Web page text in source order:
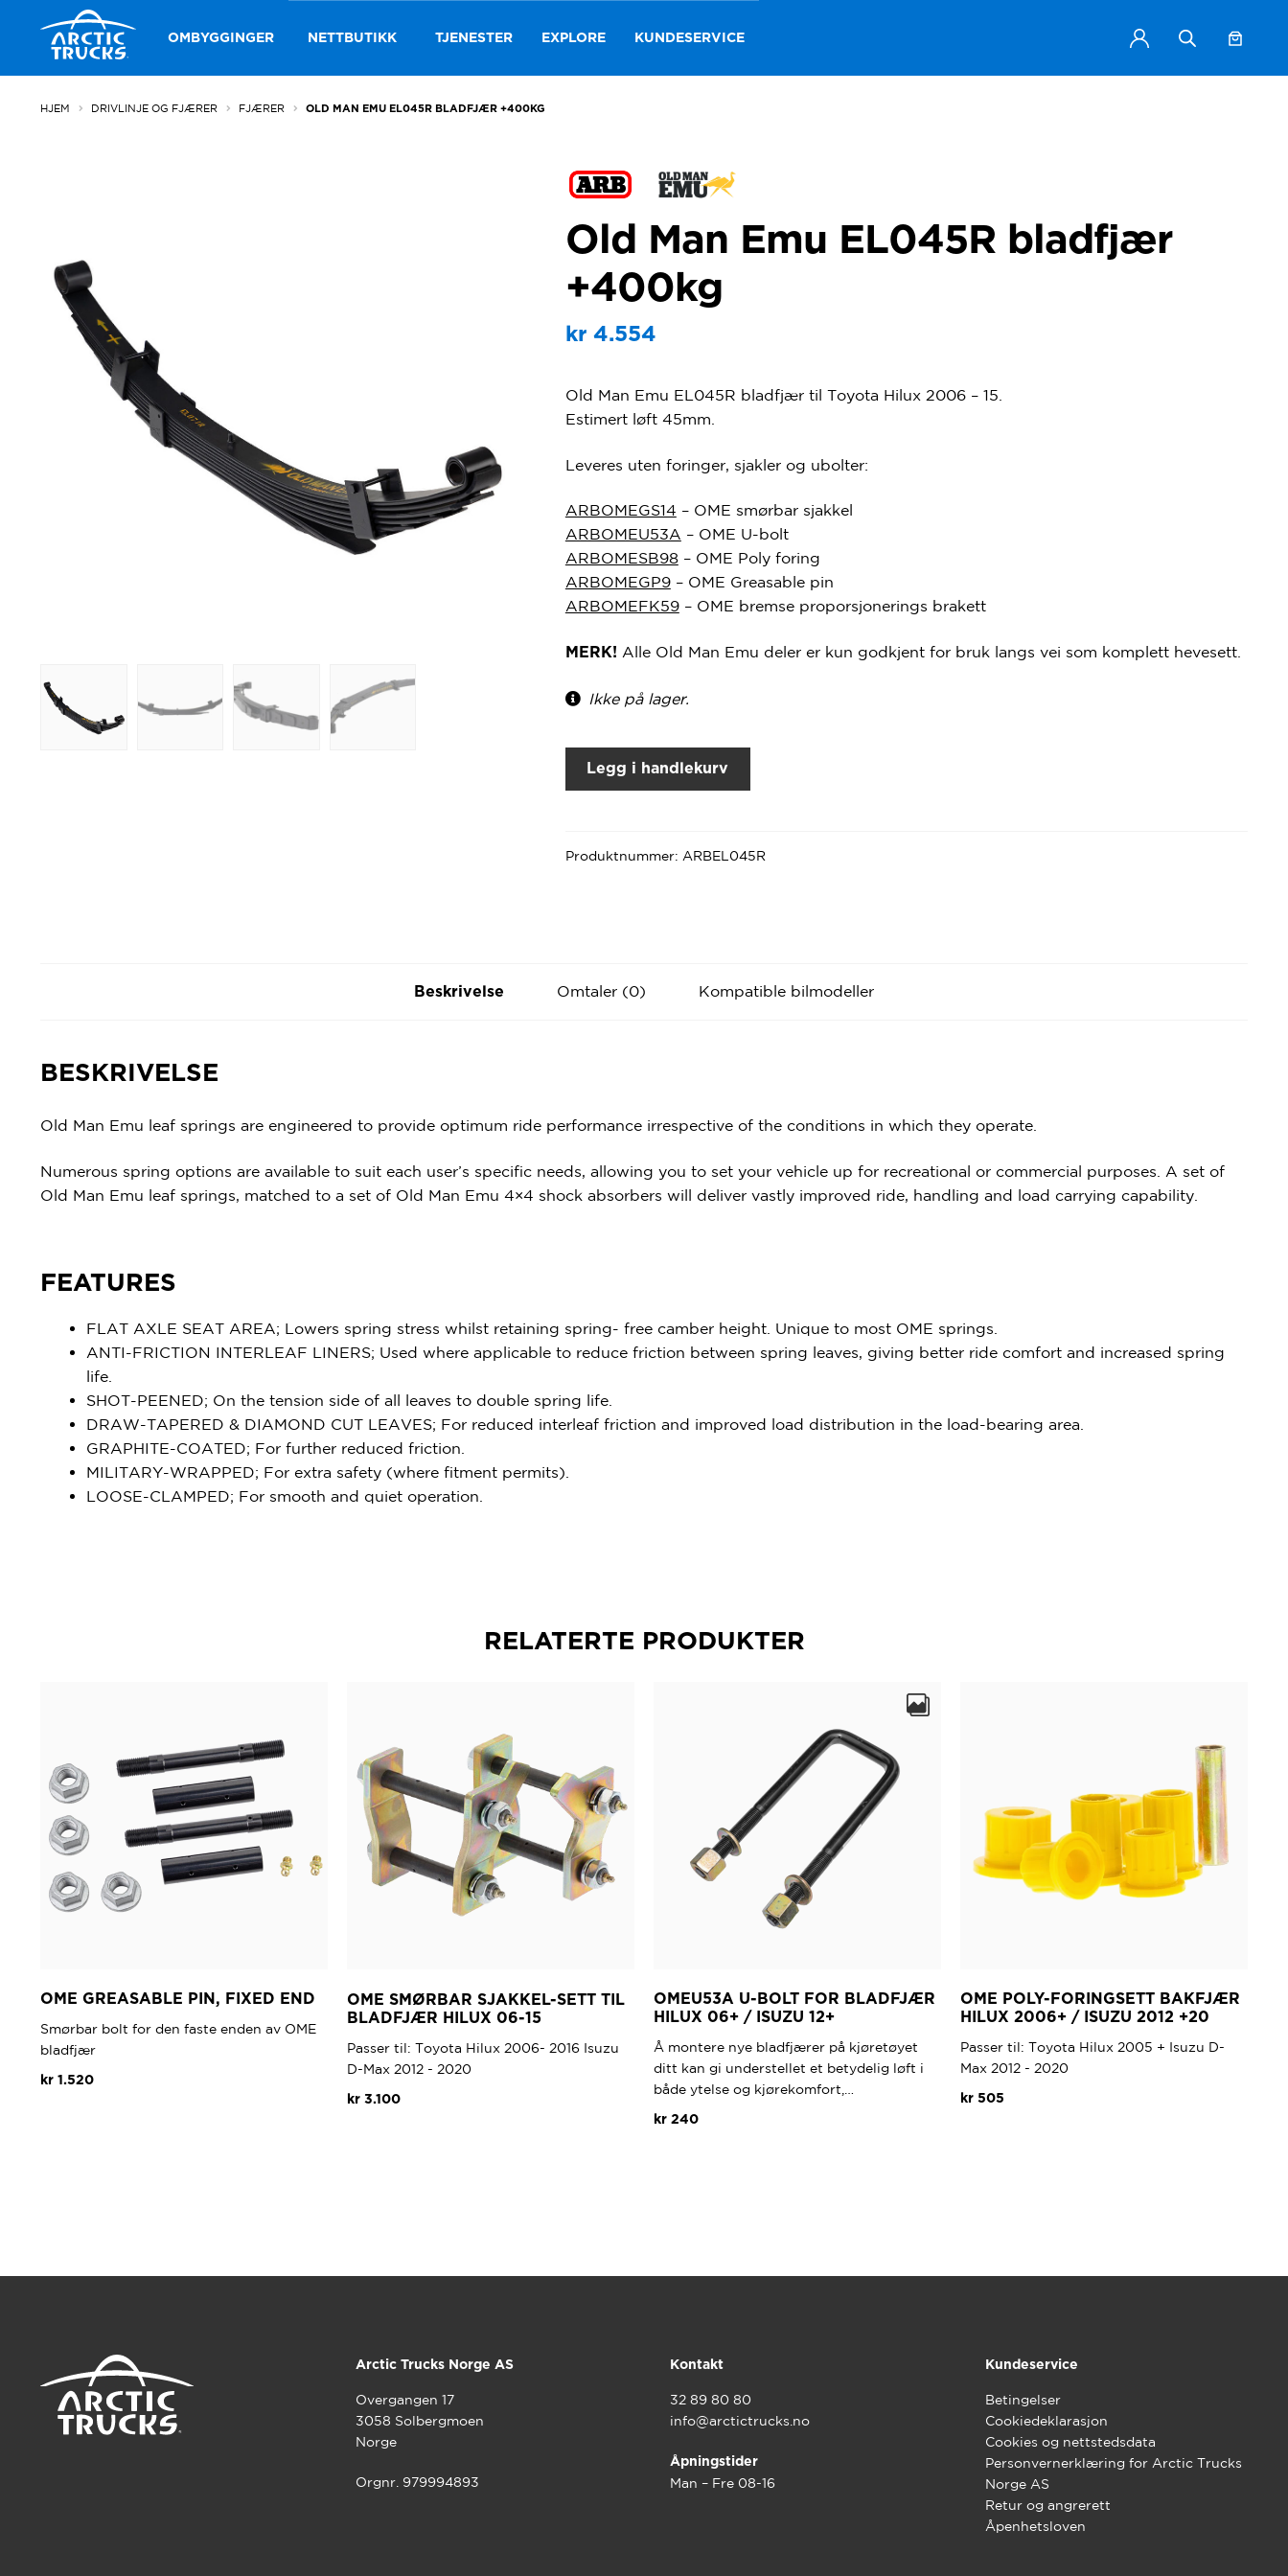
Hopp
til
navigasjon
Hopp
til
innhold
OMBYGGINGER NETTBUTIKK TJENESTER EXPLORE KUNDESERVICE
HJEM DRIVLINJE OG FJÆRER FJÆRER OLD MAN EMU EL045R BLADFJÆR +400KG
Old Man Emu EL045R bladfjær
+400kg
kr4.554
Old Man Emu EL045R bladfjær til Toyota Hilux 2006 – 15.
Estimert løft 45mm.
Leveres uten foringer, sjakler og ubolter:
ARBOMEGS14 – OME smørbar sjakkel
ARBOMEU53A – OME U-bolt
ARBOMESB98– OME Poly foring
ARBOMEGP9– OME Greasable pin
ARBOMEFK59– OME bremse proporsjonerings brakett
MERK! Alle Old Man Emu deler er kun godkjent for bruk langs vei som komplett hevesett.
Ikke på lager.
Legg i handlekurv
Produktnummer: ARBEL045R
Beskrivelse Omtaler (0) Kompatible bilmodeller
BESKRIVELSE
Old Man Emu leaf springs are engineered to provide optimum ride performance irrespective of the conditions in which they operate.
Numerous spring options are available to suit each user’s specific needs, allowing you to set your vehicle up for recreational or commercial purposes. A set of
Old Man Emu leaf springs, matched to a set of Old Man Emu 4×4 shock absorbers will deliver vastly improved ride, handling and load carrying capability.
FEATURES
FLAT AXLE SEAT AREA; Lowers spring stress whilst retaining spring- free camber height. Unique to most OME springs.
ANTI-FRICTION INTERLEAF LINERS; Used where applicable to reduce friction between spring leaves, giving better ride comfort and increased spring
life.
SHOT-PEENED; On the tension side of all leaves to double spring life.
DRAW-TAPERED & DIAMOND CUT LEAVES; For reduced interleaf friction and improved load distribution in the load-bearing area.
GRAPHITE-COATED; For further reduced friction.
MILITARY-WRAPPED; For extra safety (where fitment permits).
LOOSE-CLAMPED; For smooth and quiet operation.
RELATERTE PRODUKTER
OME GREASABLE PIN, FIXED END
Smørbar bolt for den faste enden av OME
bladfjær
kr 1.520
OME SMØRBAR SJAKKEL-SETT TIL
BLADFJÆR HILUX 06-15
Passer til: Toyota Hilux 2006- 2016 Isuzu
D-Max 2012 - 2020
kr 3.100
OMEU53A U-BOLT FOR BLADFJÆR
HILUX 06+ / ISUZU 12+
Å montere nye bladfjærer på kjøretøyet
ditt kan gi understellet et betydelig løft i
både ytelse og kjørekomfort,…
kr 240
OME POLY-FORINGSETT BAKFJÆR
HILUX 2006+ / ISUZU 2012 +20
Passer til: Toyota Hilux 2005 + Isuzu D-
Max 2012 - 2020
kr 505
Arctic Trucks Norge AS
Overgangen 17
3058 Solbergmoen
Norge
Orgnr. 979994893
Kontakt
32 89 80 80
info@arctictrucks.no
Åpningstider
Man – Fre 08-16
Kundeservice
Betingelser
Cookiedeklarasjon
Cookies og nettstedsdata
Personvernerklæring for Arctic Trucks
Norge AS
Retur og angrerett
Åpenhetsloven